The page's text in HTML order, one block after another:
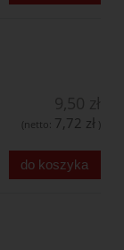
(netto: 7,72 zł )
do koszyka